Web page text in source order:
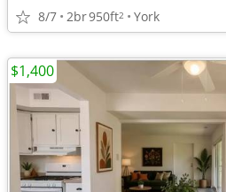
8/7 2br950ft2 York
$1,400